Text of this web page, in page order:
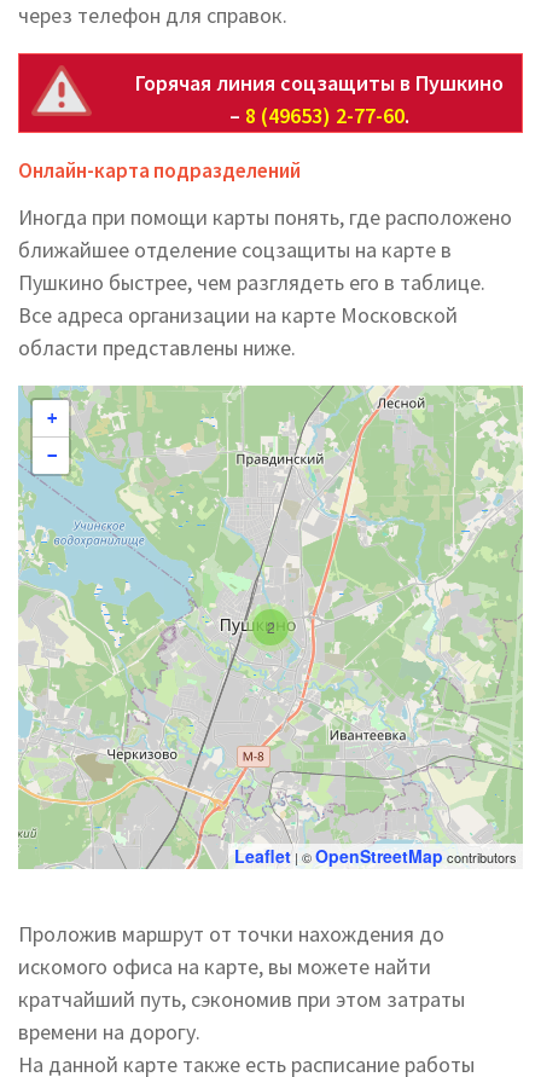
через телефон для справок.
Горячая линия соцзащиты в Пушкино
– 8 (49653) 2-77-60.
Онлайн-карта подразделений
Иногда при помощи карты понять, где расположено
ближайшее отделение соцзащиты на карте в
Пушкино быстрее, чем разглядеть его в таблице.
Все адреса организации на карте Московской
области представлены ниже.
2
+
−
Leaflet| ©OpenStreetMap contributors
Проложив маршрут от точки нахождения до
искомого офиса на карте, вы можете найти
кратчайший путь, сэкономив при этом затраты
времени на дорогу.
На данной карте также есть расписание работы